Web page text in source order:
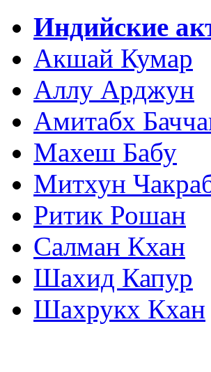
Индийские
Акшай Кумар
Аллу Арджун
Амитабх
Махеш Бабу
Митхун
Ритик Рошан
Салман Кхан
Шахид Капур
Шахрукх Кхан